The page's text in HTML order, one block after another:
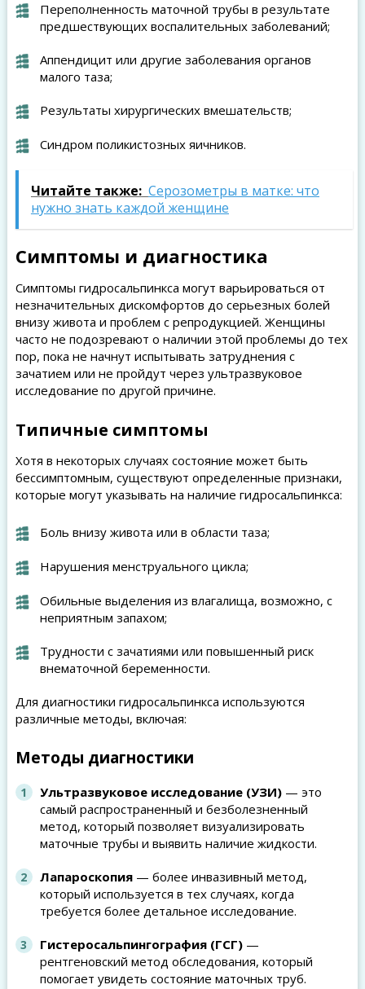
Переполненность маточной трубы в результате
предшествующих воспалительных заболеваний;
Аппендицит или другие заболевания органов
малого таза;
Результаты хирургических вмешательств;
Синдром поликистозных яичников.
Читайте также: Серозометры в матке: что
нужно знать каждой женщине
Симптомы и диагностика
Симптомы гидросальпинкса могут варьироваться от
незначительных дискомфортов до серьезных болей
внизу живота и проблем с репродукцией. Женщины
часто не подозревают о наличии этой проблемы до тех
пор, пока не начнут испытывать затруднения с
зачатием или не пройдут через ультразвуковое
исследование по другой причине.
Типичные симптомы
Хотя в некоторых случаях состояние может быть
бессимптомным, существуют определенные признаки,
которые могут указывать на наличие гидросальпинкса:
Боль внизу живота или в области таза;
Нарушения менструального цикла;
Обильные выделения из влагалища, возможно, с
неприятным запахом;
Трудности с зачатиями или повышенный риск
внематочной беременности.
Для диагностики гидросальпинкса используются
различные методы, включая:
Методы диагностики
Ультразвуковое исследование (УЗИ)— это
самый распространенный и безболезненный
метод, который позволяет визуализировать
маточные трубы и выявить наличие жидкости.
Лапароскопия— более инвазивный метод,
который используется в тех случаях, когда
требуется более детальное исследование.
Гистеросальпингография (ГСГ)—
рентгеновский метод обследования, который
помогает увидеть состояние маточных труб.